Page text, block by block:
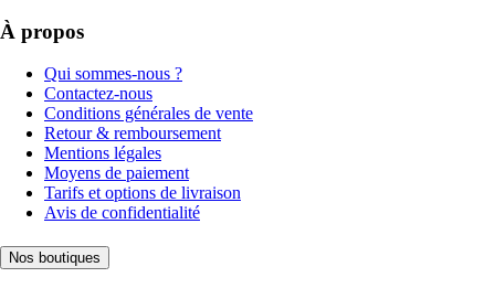
À propos
Qui sommes-nous ?
Contactez-nous
Conditions générales de vente
Retour & remboursement
Mentions légales
Moyens de paiement
Tarifs et options de livraison
Avis de confidentialité
Nos boutiques